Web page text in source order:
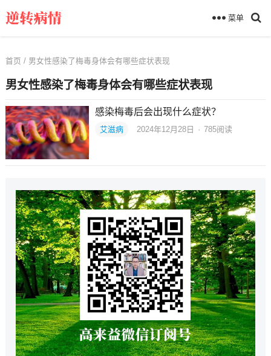
菜单
首页 / 男女性感染了梅毒身体会有哪些症状表现
男女性感染了梅毒身体会有哪些症状表现
感染梅毒后会出现什么症状？
艾滋病 2024年12月28日 · 785阅读